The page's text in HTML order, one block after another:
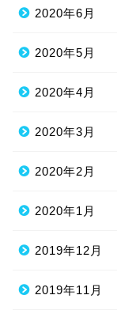
2020年6月
2020年5月
2020年4月
2020年3月
2020年2月
2020年1月
2019年12月
2019年11月